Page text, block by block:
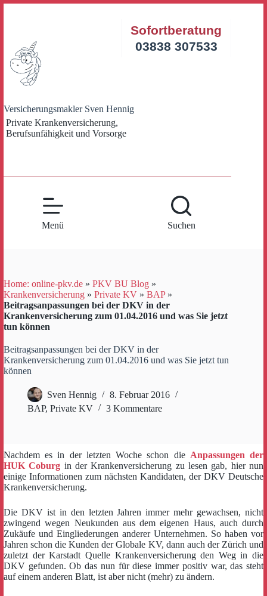
Versicherungsmakler Sven Hennig
Private Krankenversicherung,
Berufsunfähigkeit und Vorsorge
Sofortberatung
03838 307533
Menü Suchen
Home: online-pkv.de » PKV BU Blog »
Krankenversicherung » Private KV » BAP»
Beitragsanpassungen bei der DKV in der
Krankenversicherung zum 01.04.2016 und was Sie jetzt
tun können
Beitragsanpassungen bei der DKV in der
Krankenversicherung zum 01.04.2016 und was Sie jetzt tun
können
Sven Hennig
8. Februar 2016
BAP, Private KV 3 Kommentare
Nachdem es in der letzten Woche schon die Anpassungen der
HUK Coburg in der Krankenversicherung zu lesen gab, hier nun
einige Informationen zum nächsten Kandidaten, der DKV Deutsche
Krankenversicherung.
Die DKV ist in den letzten Jahren immer mehr gewachsen, nicht
zwingend wegen Neukunden aus dem eigenen Haus, auch durch
Zukäufe und Eingliederungen anderer Unternehmen. So haben vor
Jahren schon die Kunden der Globale KV, dann auch der Zürich und
zuletzt der Karstadt Quelle Krankenversicherung den Weg in die
DKV gefunden. Ob das nun für diese immer positiv war, das steht
auf einem anderen Blatt, ist aber nicht (mehr) zu ändern.